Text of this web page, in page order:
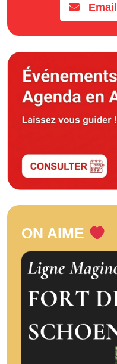
Email
ON AIME